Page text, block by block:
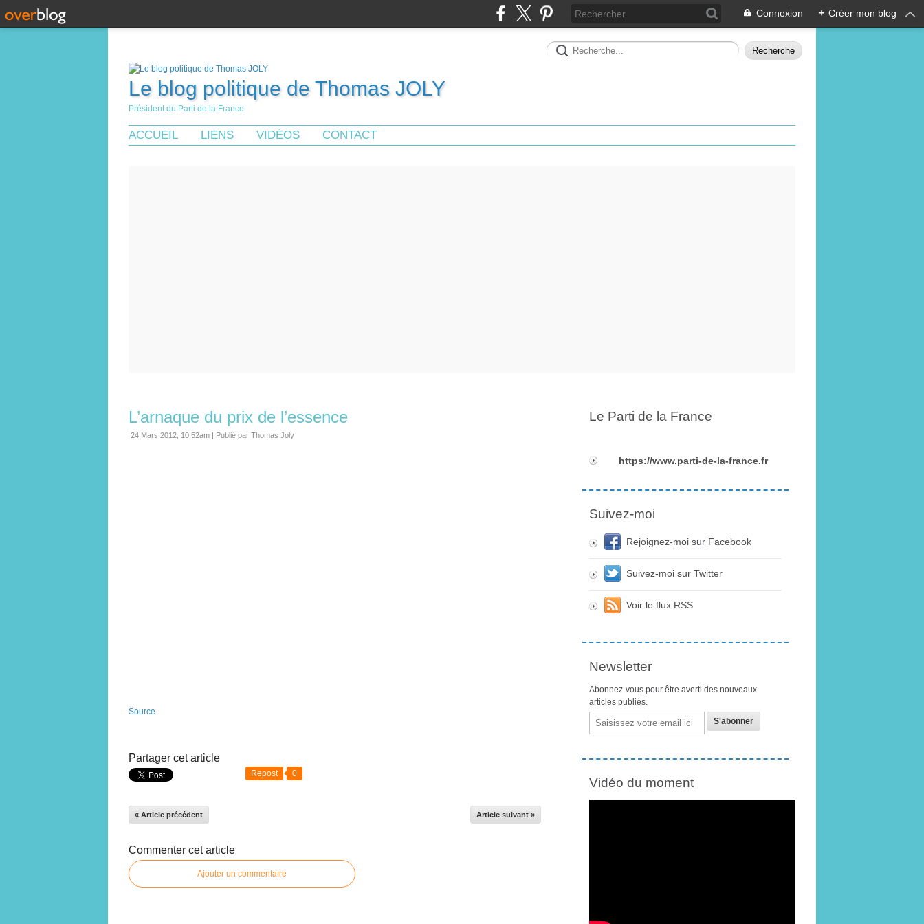
Connexion + Créer mon blog
Le blog politique de Thomas JOLY
Président du Parti de la France
ACCUEIL LIENS VIDÉOS CONTACT
L’arnaque du prix de l’essence
24 Mars 2012, 10:52am | Publié par Thomas Joly
Source
Partager cet article
Repost 0
« Article précédent Article suivant »
Commenter cet article
Ajouter un commentaire
Le Parti de la France
https://www.parti-de-la-france.fr
Suivez-moi
Rejoignez-moi sur Facebook
Suivez-moi sur Twitter
Voir le flux RSS
Newsletter
Abonnez-vous pour être averti des nouveaux
articles publiés.
Email
Vidéo du moment